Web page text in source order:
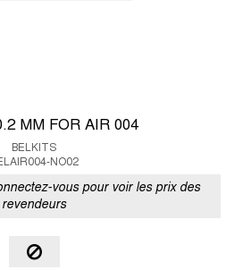
MM FOR AIR 004
BELKITS
NO02
vous pour voir les prix des
revendeurs